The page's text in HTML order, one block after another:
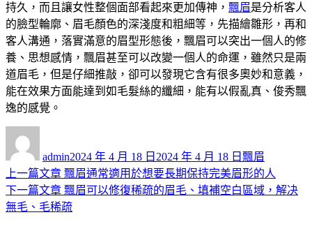
持久，而且讓女性整個面部看起來更加傳神， 飄眉是分析客人
的臉型輪廓、眉毛顏色的深淺度和粗細等，先描繪雛形，再和
客人溝通，落實滿意的眉型形態後，飄眉可以突出一個人的修
養、思想感情，飄眉甚至可以改變一個人的命運，雖然只是兩
道眉毛，但是仔細推敲，卻可以發現它含有很多奧妙和意義，
能在效果方面能達到如毛髮絲的纖細，能有以假亂真、俊秀飄
逸的感覺。
admin佈
日
期:
2024 年 4 月 18 日 2024 年 4 月 18 日 類
飄眉
文
章
上一篇文章 上
一
篇
飄眉通常適用於想要長期保持完美眉形的人
下一篇文章 下
一
飄眉可以修復稀疏的眉毛、填補空白區域，解决
無毛、毛稀疏